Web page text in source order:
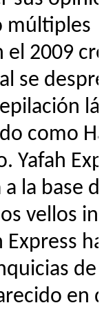
múltiples
2009
se
como
Yafah
la base
vellos
Express
de
en